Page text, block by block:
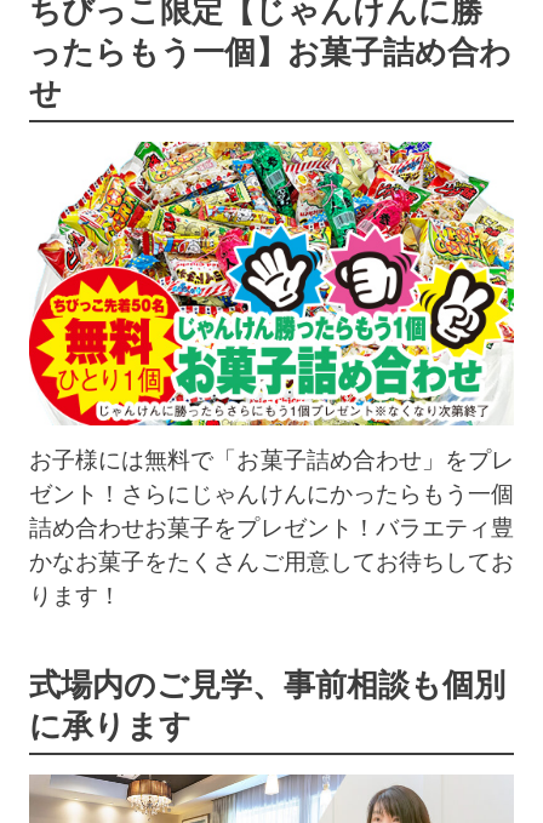
ちびっこ限定【じゃんけんに勝
ったらもう一個】お菓子詰め合わ
せ
お子様には無料で「お菓子詰め合わせ」をプレ
ゼント！さらにじゃんけんにかったらもう一個
詰め合わせお菓子をプレゼント！バラエティ豊
かなお菓子をたくさんご用意してお待ちしてお
ります！
式場内のご見学、事前相談も個別
に承ります